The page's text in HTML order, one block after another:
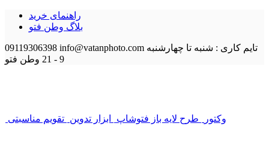
راهنمای خرید
بلاگ وطن فتو
09119306398 info@vatanphoto.com تایم کاری : شنبه تا چهارشنبه
9 - 21
وطن فتو
وکتور طرح لایه باز فتوشاپ ابزار تدوین تقویم مناسبتی